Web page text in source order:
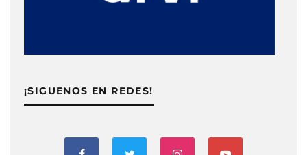
¡SIGUENOS EN REDES!